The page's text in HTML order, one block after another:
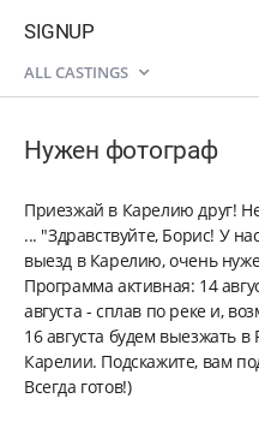
SIGNUP
ALL CASTINGS
Нужен фотограф
Приезжай в Карелию друг!
... "Здравствуйте, Борис! У
выезд в Карелию, очень
Программа активная: 14
августа - сплав по реке и,
16 августа будем выезжать в
Карелии. Подскажите, вам
Всегда готов!)